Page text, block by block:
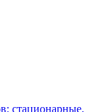
стационарные,